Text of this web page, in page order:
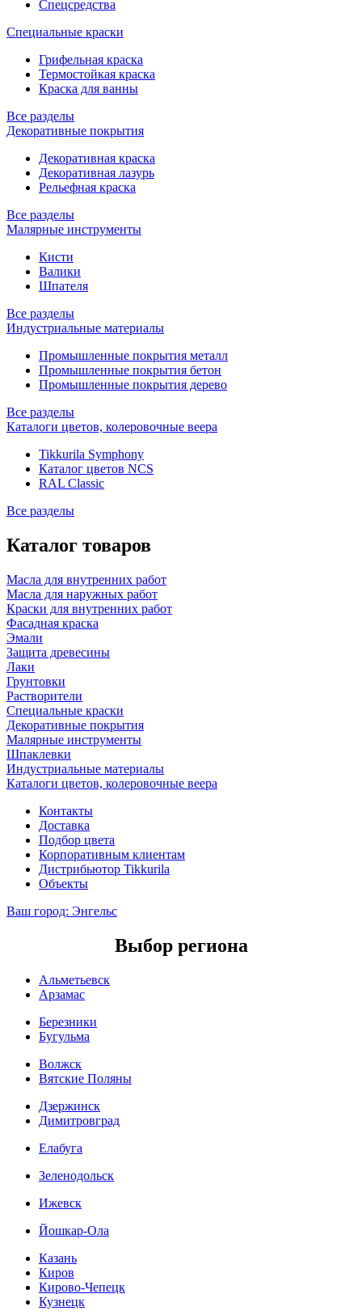
Спецсредства
Специальные краски
Грифельная краска
Термостойкая краска
Краска для ванны
Все разделы
Декоративные покрытия
Декоративная краска
Декоративная лазурь
Рельефная краска
Все разделы
Малярные инструменты
Кисти
Валики
Шпателя
Все разделы
Индустриальные материалы
Промышленные покрытия металл
Промышленные покрытия бетон
Промышленные покрытия дерево
Все разделы
Каталоги цветов, колеровочные веера
Tikkurila Symphony
Каталог цветов NCS
RAL Classic
Все разделы
Каталог товаров
Масла для внутренних работ
Масла для наружных работ
Краски для внутренних работ
Фасадная краска
Эмали
Защита древесины
Лаки
Грунтовки
Растворители
Специальные краски
Декоративные покрытия
Малярные инструменты
Шпаклевки
Индустриальные материалы
Каталоги цветов, колеровочные веера
Контакты
Доставка
Подбор цвета
Корпоративным клиентам
Дистрибьютор Tikkurila
Объекты
Ваш город: Энгельс
Выбор региона
Альметьевск
Арзамас
Березники
Бугульма
Волжск
Вятские Поляны
Дзержинск
Димитровград
Елабуга
Зеленодольск
Ижевск
Йошкар-Ола
Казань
Киров
Кирово-Чепецк
Кузнецк